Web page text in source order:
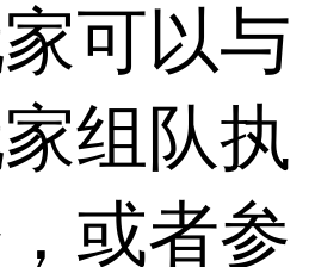
可以与
组队执
或者参